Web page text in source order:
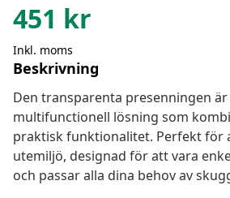
451 kr
Inkl. moms
Beskrivning
Den transparenta presenningen
multifunctionell lösning som
praktisk funktionalitet. Perfekt för
utemiljö, designad för att vara
och passar alla dina behov av